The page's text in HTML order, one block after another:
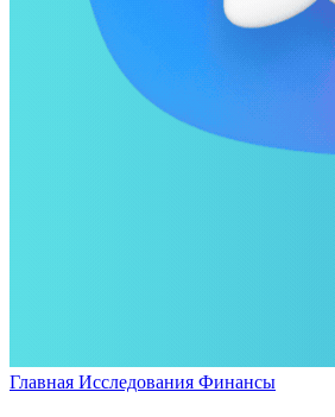
Главная Исследования Финансы